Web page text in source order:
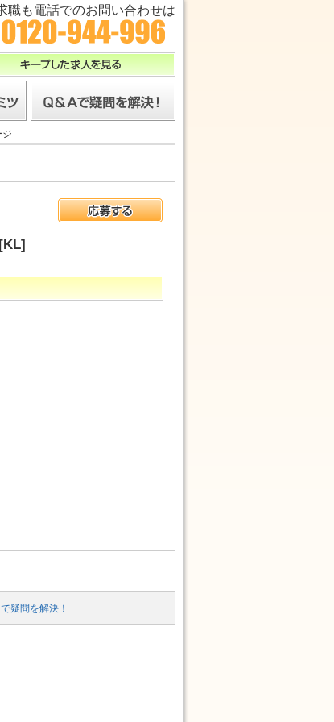
職も電話でのお問い合わせは
た求人を見る
ジ
疑問を解決！